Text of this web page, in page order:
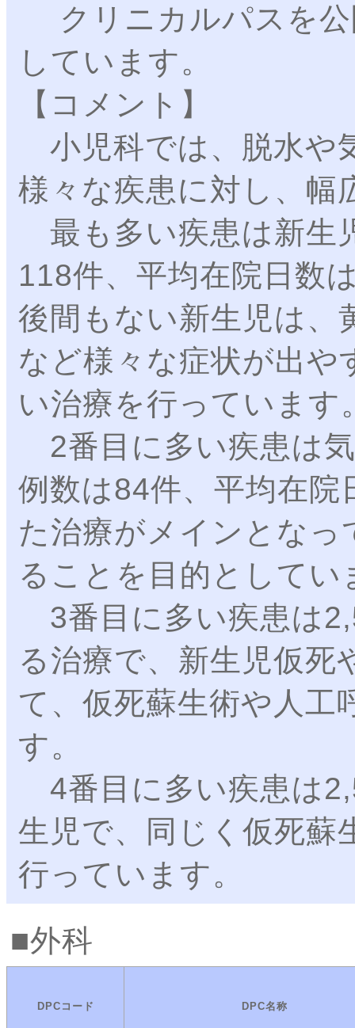
クリニカルパスを公
しています。
【コメント】
小児科では、脱水や
様々な疾患に対し、幅
最も多い疾患は新生
118件、平均在院日数
後間もない新生児は、
など様々な症状が出や
い治療を行っています
2番目に多い疾患は
例数は84件、平均在
た治療がメインとな
ることを目的としてい
3番目に多い疾患は
る治療で、新生児仮死
て、仮死蘇生術や人工
す。
4番目に多い疾患は
生児で、同じく仮死蘇
行っています。
外科
DPCコード DPC名称